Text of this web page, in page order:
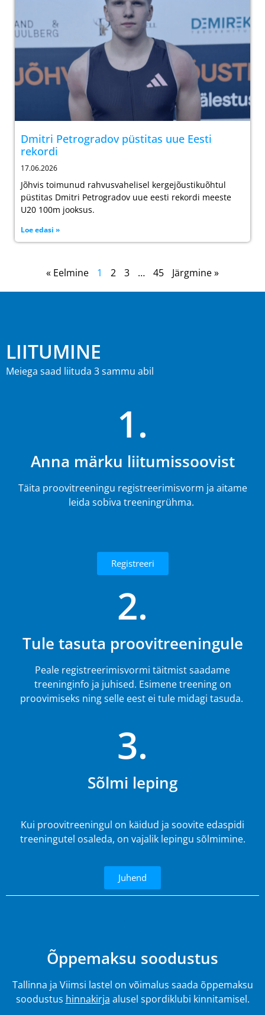
Dmitri Petrogradov püstitas uue Eesti
rekordi
17.06.2026
Jõhvis toimunud rahvusvahelisel kergejõustikuõhtul
püstitas Dmitri Petrogradov uue eesti rekordi meeste
U20 100m jooksus.
Loe edasi »
« Eelmine 1 2 3 … 45 Järgmine »
LIITUMINE
Meiega saad liituda 3 sammu abil
1.
Anna märku liitumissoovist
Täita proovitreeningu registreerimisvorm ja aitame
leida sobiva treeningrühma.
Registreeri
2.
Tule tasuta proovitreeningule
Peale registreerimisvormi täitmist saadame
treeninginfo ja juhised. Esimene treening on
proovimiseks ning selle eest ei tule midagi tasuda.
3.
Sõlmi leping
Kui proovitreeningul on käidud ja soovite edaspidi
treeningutel osaleda, on vajalik lepingu sõlmimine.
Juhend
Õppemaksu soodustus
Tallinna ja Viimsi lastel on võimalus saada õppemaksu
soodustus hinnakirja alusel spordiklubi kinnitamisel.